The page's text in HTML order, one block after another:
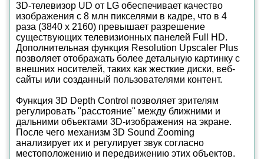
3D-телевизор UD от LG обеспечивает качество
изображения с 8 млн пикселями в кадре, что в 4
раза (3840 x 2160) превышает разрешение
существующих телевизионных панелей Full HD.
Дополнительная функция Resolution Upscaler Plus
позволяет отображать более детальную картинку с
внешних носителей, таких как жесткие диски, веб-
сайты или созданный пользователями контент.
Функция 3D Depth Control позволяет зрителям
регулировать "расстояние" между ближними и
дальними объектами 3D-изображения на экране.
После чего механизм 3D Sound Zooming
анализирует их и регулирует звук согласно
местоположению и передвижению этих объектов.